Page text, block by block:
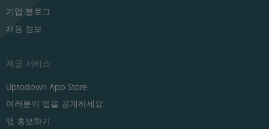
기업 블로그
채용 정보
제공 서비스
Uptodown App Store
여러분의 앱을 공개하세요
앱 홍보하기